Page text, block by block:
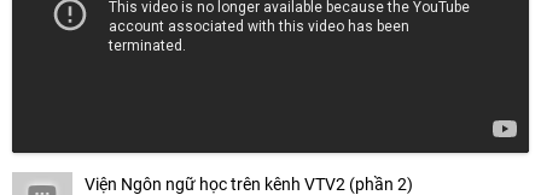
Viện Ngôn ngữ học trên kênh VTV2 (phần 2)
Đoàn công tác Học viện Chính trị quốc gia Hồ Chí Minh và Viện Hàn